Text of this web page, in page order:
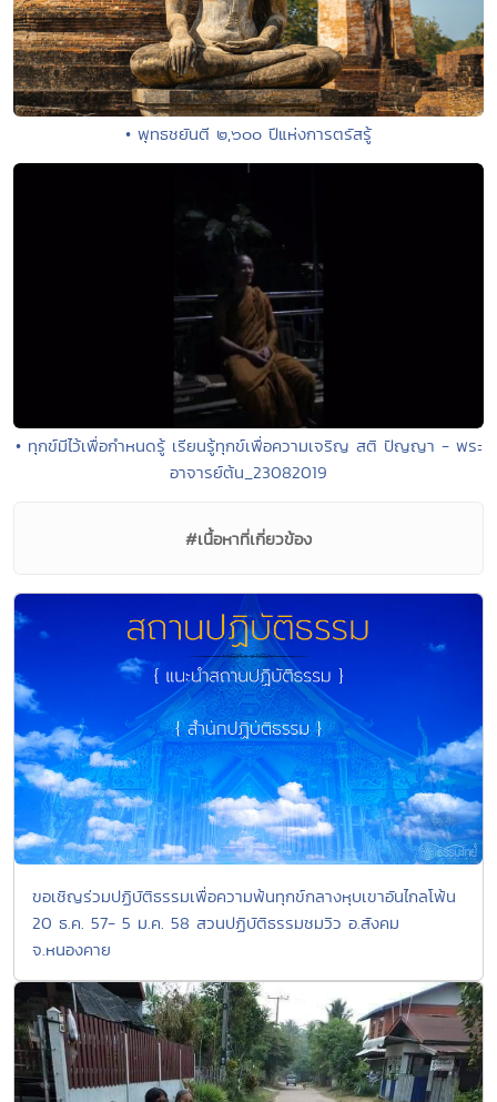
• พุทธชยันตี ๒,๖๐๐ ปีแห่งการตรัสรู้
• ทุกข์มีไว้เพื่อกำหนดรู้ เรียนรู้ทุกข์เพื่อความเจริญ สติ ปัญญา - พระ
อาจารย์ต้น_23082019
#เนื้อหาที่เกี่ยวข้อง
ขอเชิญร่วมปฏิบัติธรรมเพื่อความพ้นทุกข์กลางหุบเขาอันไกลโพ้น
20 ธ.ค. 57- 5 ม.ค. 58 สวนปฏิบัติธรรมชมวิว อ.สังคม
จ.หนองคาย